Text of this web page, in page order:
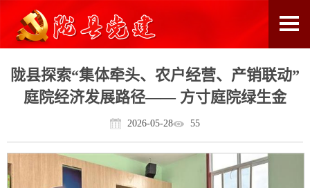
陇县探索“集体牵头、农户经营、产销联动”
庭院经济发展路径—— 方寸庭院绿生金
2026-05-28 55